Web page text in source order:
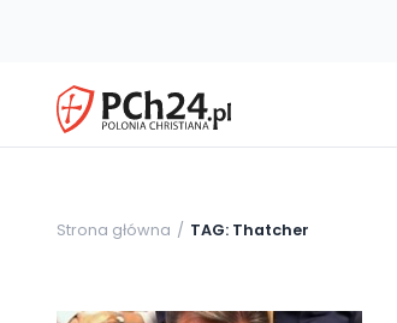
Strona główna TAG: Thatcher